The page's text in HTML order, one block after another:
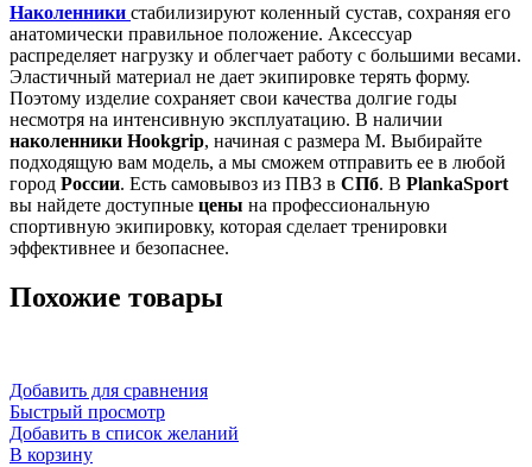
Наколенники стабилизируют коленный сустав, сохраняя его
анатомически правильное положение. Аксессуар
распределяет нагрузку и облегчает работу с большими весами.
Эластичный материал не дает экипировке терять форму.
Поэтому изделие сохраняет свои качества долгие годы
несмотря на интенсивную эксплуатацию. В наличии
наколенники Hookgrip, начиная с размера М. Выбирайте
подходящую вам модель, а мы сможем отправить ее в любой
город России. Есть самовывоз из ПВЗ в СПб. В PlankaSport
вы найдете доступные цены на профессиональную
спортивную экипировку, которая сделает тренировки
эффективнее и безопаснее.
Похожие товары
Добавить для сравнения
Быстрый просмотр
Добавить в список желаний
В корзину